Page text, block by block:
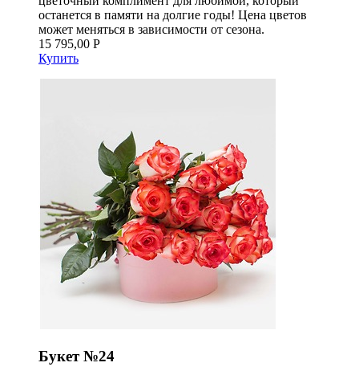
останется в памяти на долгие годы! Цена цветов
может меняться в зависимости от сезона.
15 795,00 Р
Купить
Букет №24